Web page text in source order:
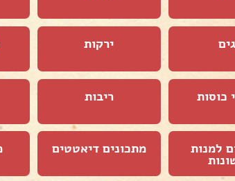
ירקות
כוסות ריבות
למנות מתכונים דיאטטים